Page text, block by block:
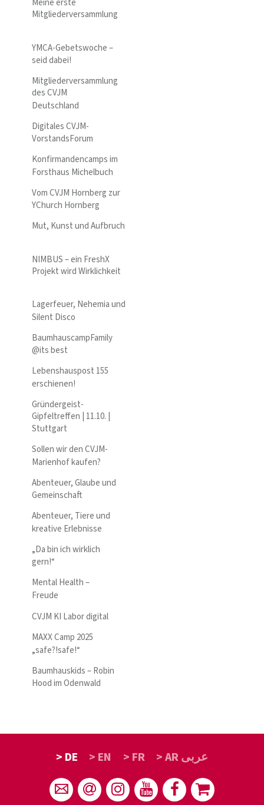
Meine erste
Mitgliederversammlung
YMCA-Gebetswoche –
seid dabei!
Mitgliederversammlung
des CVJM
Deutschland
Digitales CVJM-
VorstandsForum
Konfirmandencamps im
Forsthaus Michelbuch
Vom CVJM Hornberg zur
YChurch Hornberg
Mut, Kunst und Aufbruch
NIMBUS – ein FreshX
Projekt wird Wirklichkeit
Lagerfeuer, Nehemia und
Silent Disco
BaumhauscampFamily
@its best
Lebenshauspost 155
erschienen!
Gründergeist-
Gipfeltreffen | 11.10. |
Stuttgart
Sollen wir den CVJM-
Marienhof kaufen?
Abenteuer, Glaube und
Gemeinschaft
Abenteuer, Tiere und
kreative Erlebnisse
„Da bin ich wirklich
gern!“
Mental Health –
Freude
CVJM KI Labor digital
MAXX Camp 2025
„safe?!safe!“
Baumhauskids – Robin
Hood im Odenwald
> DE > EN > FR > AR عربى